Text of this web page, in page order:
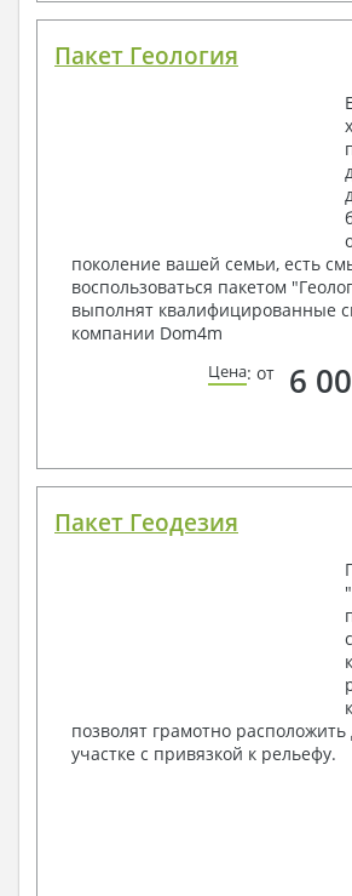
Пакет Геология
поколение вашей семьи, есть
воспользоваться пакетом
выполнят квалифицированные
компании Dom4m
Цена: от 6
Пакет Геодезия
позволят грамотно
участке с привязкой к рельефу.